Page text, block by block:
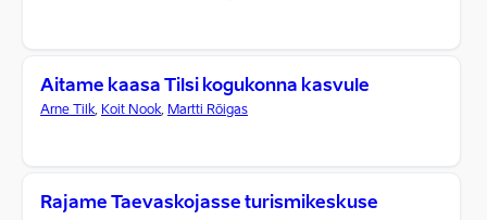
Aitame kaasa Tilsi kogukonna kasvule
Arne Tilk, Koit Nook, Martti Rõigas
Rajame Taevaskojasse turismikeskuse